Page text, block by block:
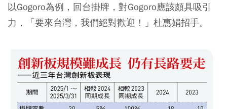
以Gogoro為例，回台掛牌，對Gogoro應該頗具吸引
力，「要來台灣，我們絕對歡迎！」杜惠娟招手。